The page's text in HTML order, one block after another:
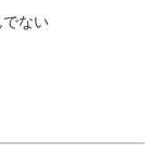
でない